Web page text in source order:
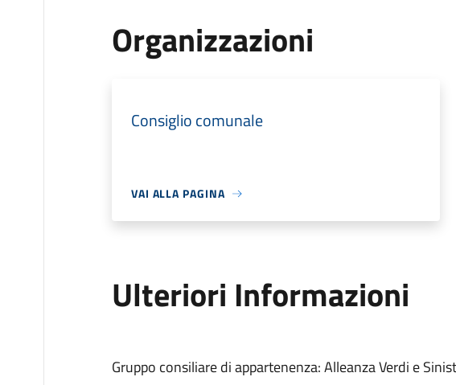
Organizzazioni
Consiglio comunale
VAI ALLA PAGINA
Ulteriori Informazioni
Gruppo consiliare di appartenenza: Alleanza Verdi e